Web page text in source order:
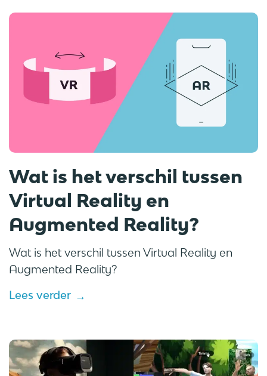
Wat is het verschil tussen
Virtual Reality en
Augmented Reality?
Wat is het verschil tussen Virtual Reality en
Augmented Reality?
Lees verder